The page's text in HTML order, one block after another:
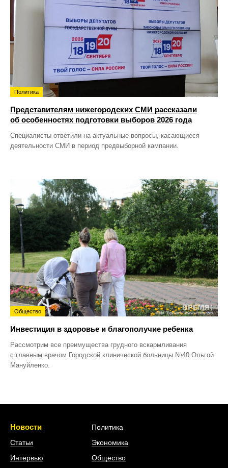
Политика
Представителям нижегородских СМИ рассказали
об особенностях подготовки выборов 2026 года
Специалисты ответили на актуальные вопросы, касающиеся
деятельности СМИ в период предвыборной кампании.
Общество
Инвестиция в здоровье и благополучие ребенка
Рассмотрим все преимущества грудного вскармливания
с главным врачом Городской клинической больницы №40 Ольгой
Мануйленко.
Новости
Статьи
Интервью
Политика
Экономика
Общество